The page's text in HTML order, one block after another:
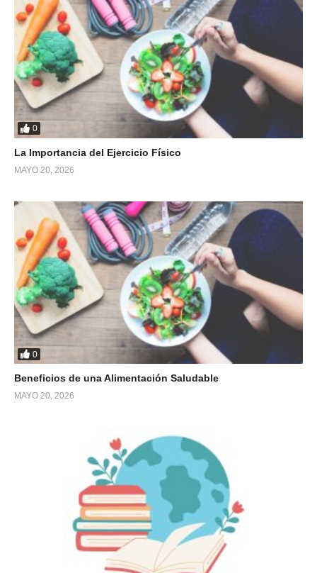
0
La Importancia del Ejercicio Físico
MAYO 20, 2026
0
Beneficios de una Alimentación Saludable
MAYO 20, 2026